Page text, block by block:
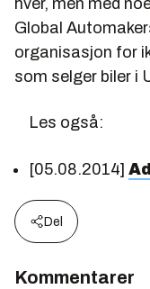
hver, men med
Global
organisasjon for
som selger biler i
Les også:
[05.08.2014]
Del
Kommentarer